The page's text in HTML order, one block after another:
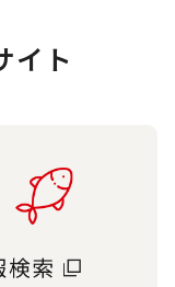
イト